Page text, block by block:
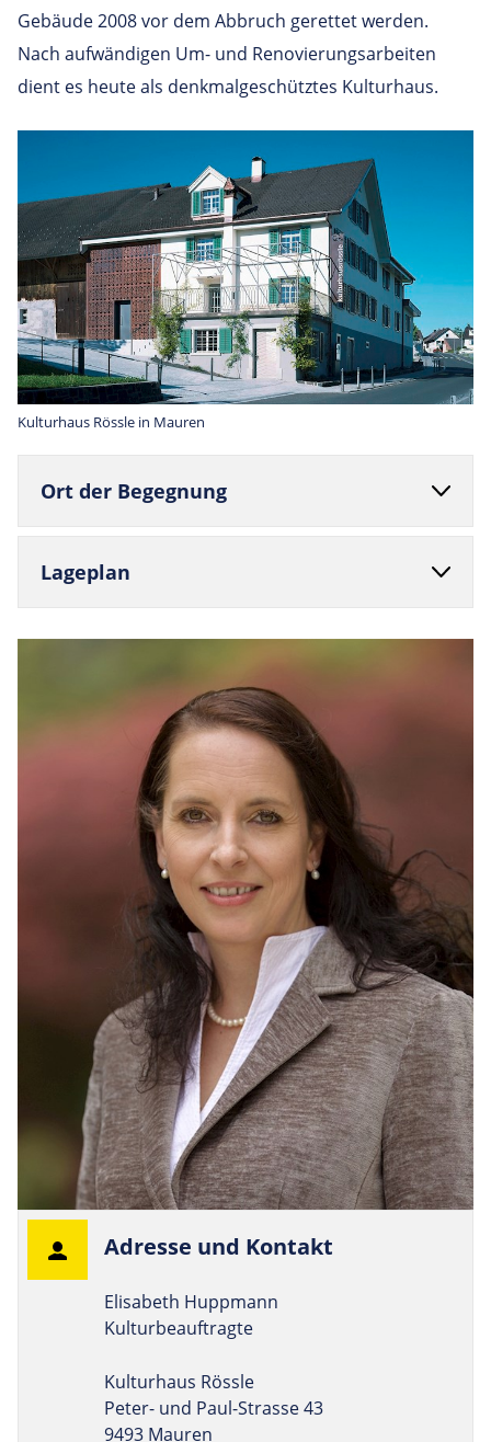
Gebäude 2008 vor dem Abbruch gerettet werden.
Nach aufwändigen Um- und Renovierungsarbeiten
dient es heute als denkmalgeschütztes Kulturhaus.
Kulturhaus Rössle in Mauren
Ort der Begegnung
Lage­plan
Adresse und Kontakt
Elisabeth Huppmann
Kulturbeauftragte
Kulturhaus Rössle
Peter- und Paul-Strasse 43
9493 Mauren